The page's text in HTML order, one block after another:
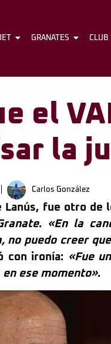
FÚTBOL BÁSQUET
GRANATES CLUB
el
la
Carlos González
Lanús, fue otro de
. «En la
puedo creer
con ironía: «Fue
ese momento».